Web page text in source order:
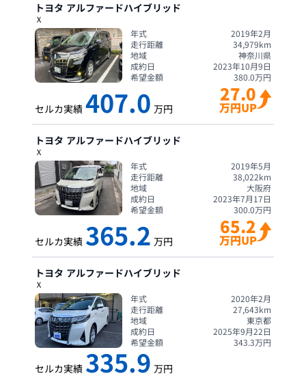
トヨタ アルファードハイブリッド
Ｘ
年式
2019年2月
走行距離
34,979km
地域
神奈川県
成約日
2023年10月9日
希望金額
380.0万円
セルカ実績 407.0 万円
27.0
万円UP
トヨタ アルファードハイブリッド
Ｘ
年式
2019年5月
走行距離
38,022km
地域
大阪府
成約日
2023年7月17日
希望金額
300.0万円
セルカ実績 365.2 万円
65.2
万円UP
トヨタ アルファードハイブリッド
Ｘ
年式
2020年2月
走行距離
27,643km
地域
東京都
成約日
2025年9月22日
希望金額
343.3万円
セルカ実績 335.9 万円